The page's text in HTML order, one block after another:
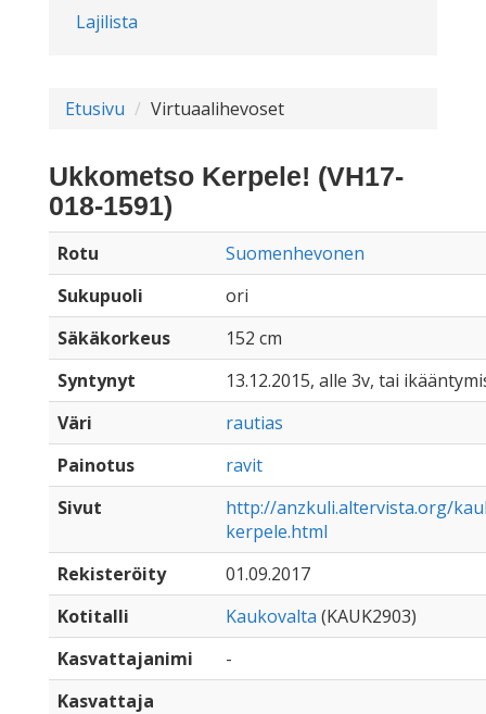
Lajilista
Etusivu Virtuaalihevoset
Ukkometso Kerpele! (VH17-
018-1591)
Rotu
Suomenhevonen
Sukupuoli
ori
Säkäkorkeus
152 cm
Syntynyt
13.12.2015, alle 3v, tai
Väri
rautias
Painotus
ravit
Sivut
http://anzkuli.altervista.org/
kerpele.html
Rekisteröity
01.09.2017
Kotitalli
Kaukovalta (KAUK2903)
Kasvattajanimi
-
Kasvattaja